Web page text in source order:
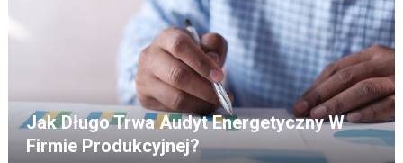
Jak Długo Trwa Audyt Energetyczny W
Firmie Produkcyjnej?